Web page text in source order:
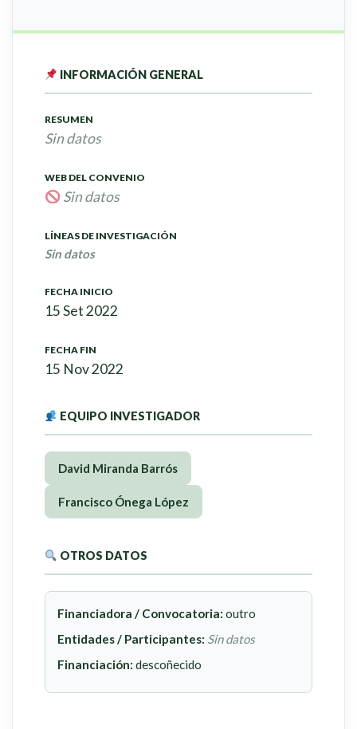
INFORMACIÓN GENERAL
RESUMEN
Sin datos
WEB DEL CONVENIO
Sin datos
LÍNEAS DE INVESTIGACIÓN
Sin datos
FECHA INICIO
15 Set 2022
FECHA FIN
15 Nov 2022
EQUIPO INVESTIGADOR
David Miranda Barrós
Francisco Ónega López
OTROS DATOS
Financiadora / Convocatoria: outro
Entidades / Participantes: Sin datos
Financiación: descoñecido